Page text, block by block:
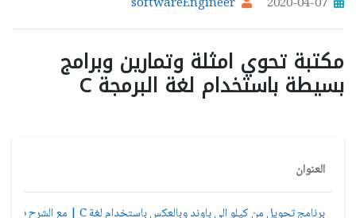
مكتبة تحوي امثلة وتمارين وبرامج
بسيطة باستخدام لغة البرمجة C
العنوان
برنامج تحويل من كيلو الى باوند وبالعكس باستخدام لغة C | مع الشرح فيديو